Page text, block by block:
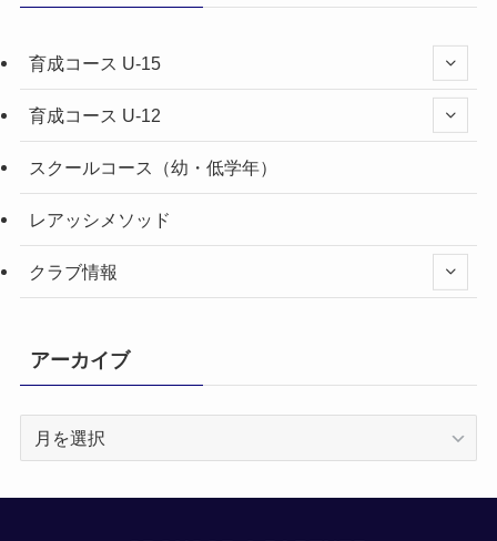
育成コース U-15
育成コース U-12
スクールコース（幼・低学年）
レアッシメソッド
クラブ情報
アーカイブ